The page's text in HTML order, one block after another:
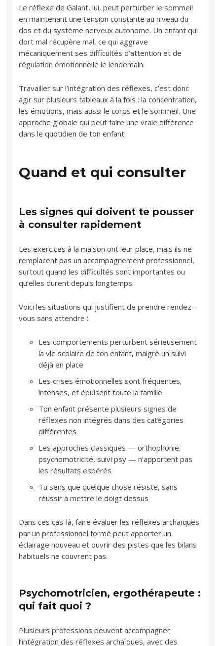
Le réflexe de Galant, lui, peut perturber le sommeil
en maintenant une tension constante au niveau du
dos et du système nerveux autonome. Un enfant qui
dort mal récupère mal, ce qui aggrave
mécaniquement ses difficultés d’attention et de
régulation émotionnelle le lendemain.
Travailler sur l’intégration des réflexes, c’est donc
agir sur plusieurs tableaux à la fois : la concentration,
les émotions, mais aussi le corps et le sommeil. Une
approche globale qui peut faire une vraie différence
dans le quotidien de ton enfant.
Quand et qui consulter
Les signes qui doivent te pousser
à consulter rapidement
Les exercices à la maison ont leur place, mais ils ne
remplacent pas un accompagnement professionnel,
surtout quand les difficultés sont importantes ou
qu’elles durent depuis longtemps.
Voici les situations qui justifient de prendre rendez-
vous sans attendre :
Les comportements perturbent sérieusement
la vie scolaire de ton enfant, malgré un suivi
déjà en place
Les crises émotionnelles sont fréquentes,
intenses, et épuisent toute la famille
Ton enfant présente plusieurs signes de
réflexes non intégrés dans des catégories
différentes
Les approches classiques — orthophonie,
psychomotricité, suivi psy — n’apportent pas
les résultats espérés
Tu sens que quelque chose résiste, sans
réussir à mettre le doigt dessus
Dans ces cas-là, faire évaluer les réflexes archaïques
par un professionnel formé peut apporter un
éclairage nouveau et ouvrir des pistes que les bilans
habituels ne couvrent pas.
Psychomotricien, ergothérapeute :
qui fait quoi ?
Plusieurs professions peuvent accompagner
l’intégration des réflexes archaïques, avec des